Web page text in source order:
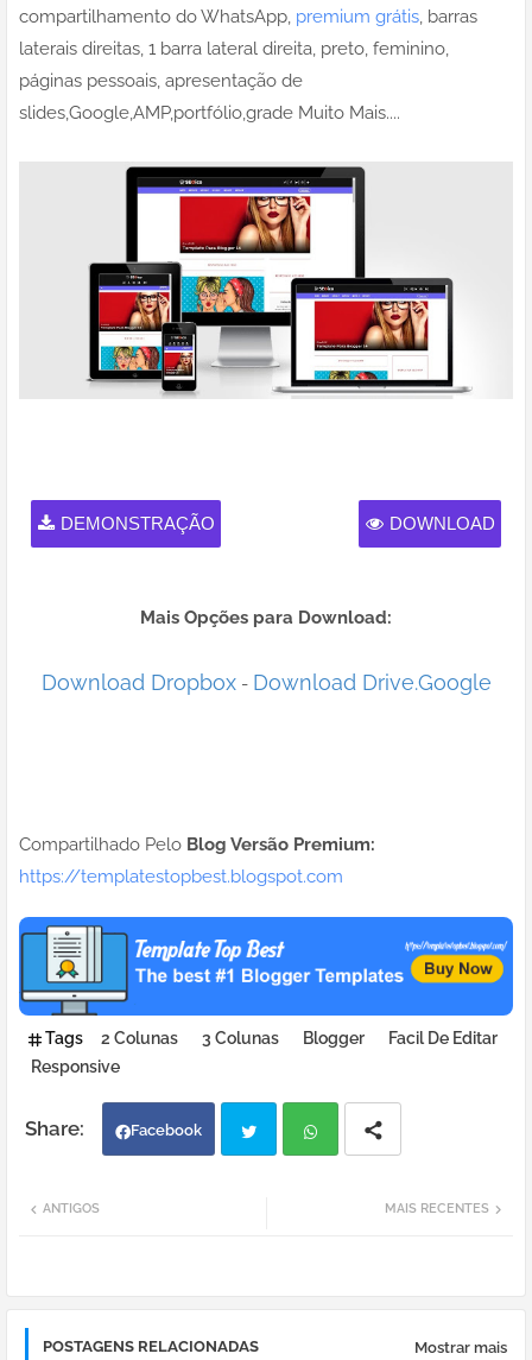
compartilhamento do WhatsApp, premium grátis, barras
laterais direitas, 1 barra lateral direita, preto, feminino,
páginas pessoais, apresentação de
slides,Google,AMP,portfólio,grade Muito Mais....
DOWNLOAD
DEMONSTRAÇÃO
Mais Opções para Download:
Download Dropbox- Download Drive.Google
Compartilhado Pelo Blog Versão Premium:
https://templatestopbest.blogspot.com
Tags 2 Colunas 3 Colunas Blogger
Facil De Editar
Responsive
Facebook
pp
MAIS RECENTES
ANTIGOS
POSTAGENS RELACIONADAS Mostrar mais